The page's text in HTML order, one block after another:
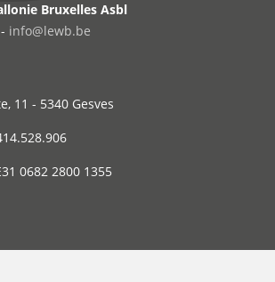
Bruxelles Asbl
info@lewb.be
11 - 5340 Gesves
0682 2800 1355